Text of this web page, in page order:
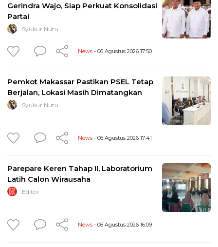
Gerindra Wajo, Siap Perkuat Konsolidasi
Partai
Syukur Nutu
News - 06 Agustus 2026 17:50
Pemkot Makassar Pastikan PSEL Tetap
Berjalan, Lokasi Masih Dimatangkan
Syukur Nutu
News - 06 Agustus 2026 17:41
Parepare Keren Tahap II, Laboratorium
Latih Calon Wirausaha
Editor
News - 06 Agustus 2026 16:09